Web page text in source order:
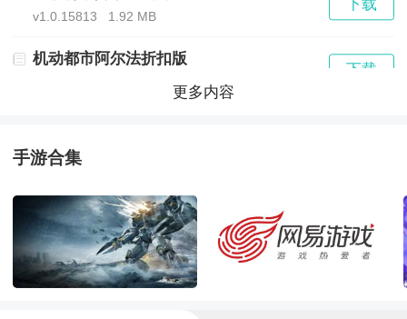
1.更加激动人心的战斗，在一个多元化的世界中，展开
一系列令人震惊的激烈战斗；
3.全新的射击概念，丰富的武器搭配以及功能各异的炫
酷机甲，定制一套专属于您的格斗方法和格律。
v1.0.15813 1.92 MB
下载
机动都市阿尔法折扣版
下载
v1.0.15353
v1.0.13076 1.90 MB
机动都市比拼
1.0.3 52.20 MB
下载
更多内容
手游合集